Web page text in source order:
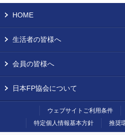
HOME
生活者の皆様へ
会員の皆様へ
日本FP協会について
ウェブサイトご利用条件
特定個人情報基本方針
推奨